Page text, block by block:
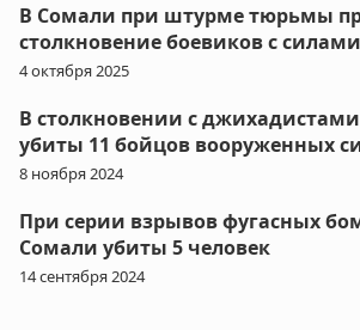
В Сомали при штурме тюрьмы
столкновение боевиков с
4 октября 2025
В столкновении с
убиты 11 бойцов вооруженных
8 ноября 2024
При серии взрывов фугасных
Сомали убиты 5 человек
14 сентября 2024